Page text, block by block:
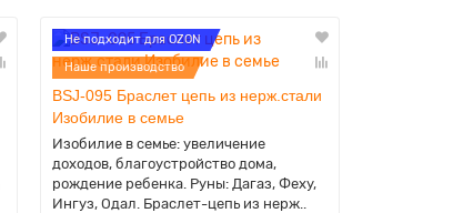
Не подходит для OZON
Наше производство
BSJ-095 Браслет цепь из нерж.стали
Изобилие в семье
Изобилие в семье: увеличение
доходов, благоустройство дома,
рождение ребенка. Руны: Дагаз, Феху,
Ингуз, Одал. Браслет-цепь из нерж..